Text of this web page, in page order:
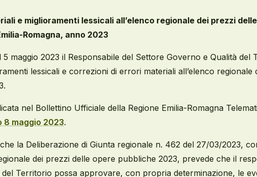
e miglioramenti lessicali all’elenco regionale dei prezzi
Romagna, anno 2023
maggio 2023 il Responsabile del Settore Governo e Qualità del
lessicali e correzioni di errori materiali all’elenco regionale
nel Bollettino Ufficiale della Regione Emilia-Romagna
8 maggio 2023.
la Deliberazione di Giunta regionale n. 462 del 27/03/2023,
dei prezzi delle opere pubbliche 2023, prevede che il
Territorio possa approvare, con propria determinazione, le